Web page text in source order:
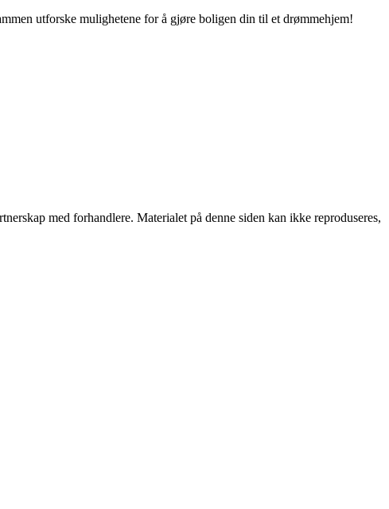
utforske mulighetene for å gjøre boligen din til et drømmehjem!
med forhandlere. Materialet på denne siden kan ikke reproduseres,